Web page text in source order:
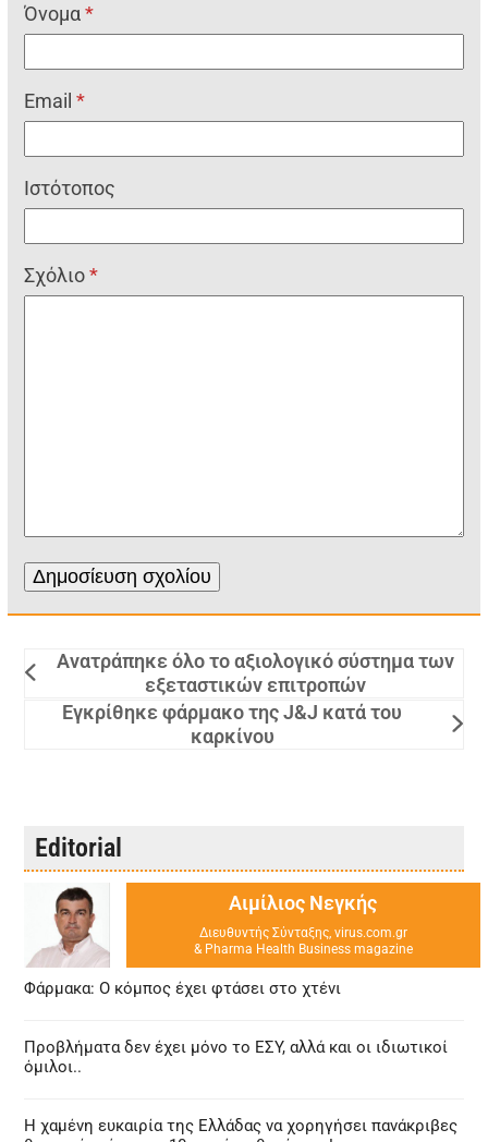
Όνομα*
Email*
Ιστότοπος
Σχόλιο*
Ανατράπηκε όλο το αξιολογικό σύστημα των
εξεταστικών επιτροπών
Εγκρίθηκε φάρμακο της J&J κατά του
καρκίνου
Editorial
Αιμίλιος Νεγκής
Διευθυντής Σύνταξης, virus.com.gr
& Pharma Health Business magazine
Φάρμακα: Ο κόμπος έχει φτάσει στο χτένι
Προβλήματα δεν έχει μόνο το ΕΣΥ, αλλά και οι ιδιωτικοί
όμιλοι..
Η χαμένη ευκαιρία της Ελλάδας να χορηγήσει πανάκριβες